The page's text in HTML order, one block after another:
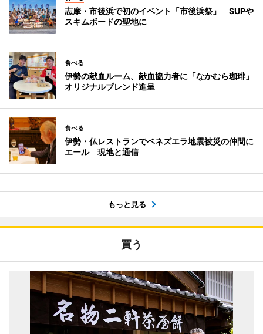
志摩・市後浜で初のイベント「市後浜祭」 SUPや
スキムボードの聖地に
食べる
伊勢の献血ルーム、献血協力者に「なかむら珈琲」
オリジナルブレンド進呈
食べる
伊勢・仏レストランでベネズエラ地震被災の仲間に
エール 現地と通信
もっと見る
買う